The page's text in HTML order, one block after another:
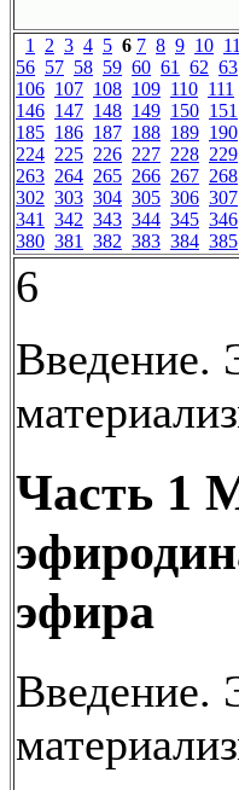
1 2 3 4 5 6 7 8 9 10 11
56 57 58 59 60 61 62 63
106 107 108 109 110 111
146 147 148 149 150 151
185 186 187 188 189 190
224 225 226 227 228 229
263 264 265 266 267 268
302 303 304 305 306 307
341 342 343 344 345 346
380 381 382 383 384 385
6
Введение.
Часть 1
эфира
Введение.